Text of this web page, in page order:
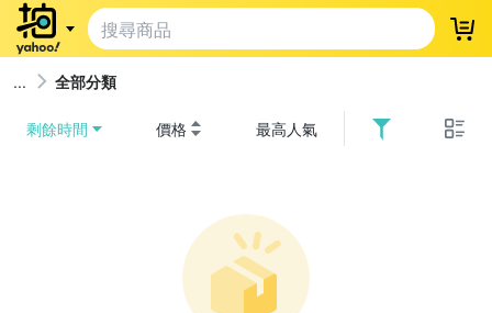
登
全部分類
剩餘時間 價格 最高人氣